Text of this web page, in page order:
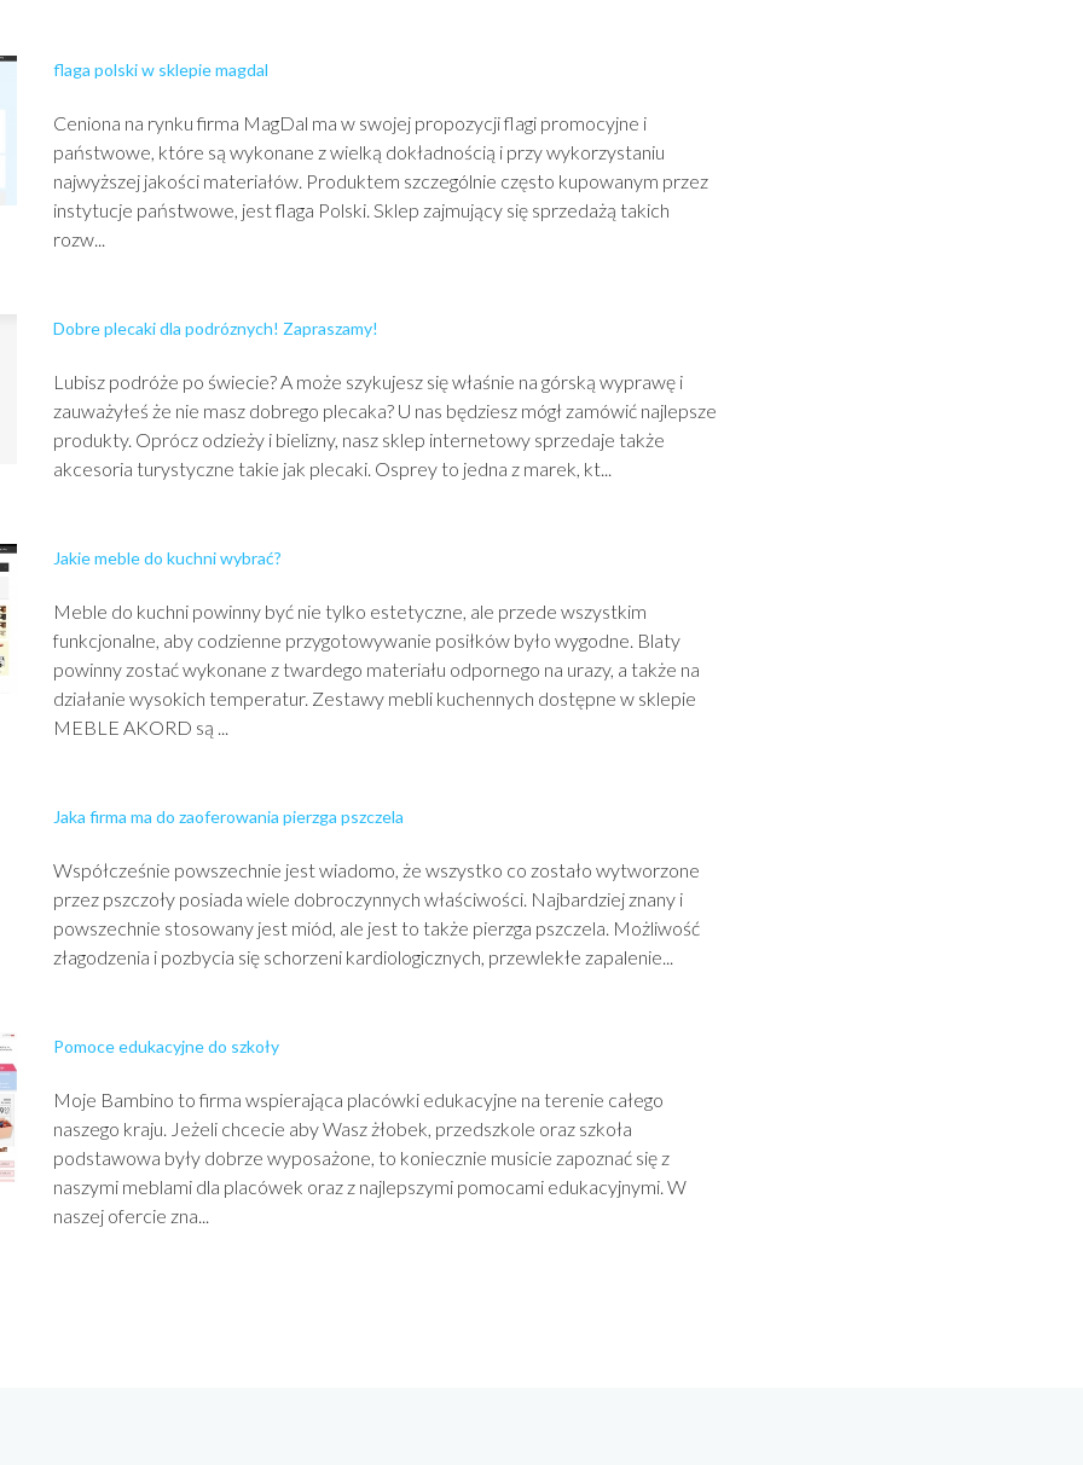
flaga polski w sklepie magdal
Ceniona na rynku firma MagDal ma w swojej propozycji flagi promocyjne i
państwowe, które są wykonane z wielką dokładnością i przy wykorzystaniu
najwyższej jakości materiałów. Produktem szczególnie często kupowanym przez
instytucje państwowe, jest flaga Polski. Sklep zajmujący się sprzedażą takich
rozw...
Dobre plecaki dla podróznych! Zapraszamy!
Lubisz podróże po świecie? A może szykujesz się właśnie na górską wyprawę i
zauważyłeś że nie masz dobrego plecaka? U nas będziesz mógł zamówić najlepsze
produkty. Oprócz odzieży i bielizny, nasz sklep internetowy sprzedaje także
akcesoria turystyczne takie jak plecaki. Osprey to jedna z marek, kt...
Jakie meble do kuchni wybrać?
Meble do kuchni powinny być nie tylko estetyczne, ale przede wszystkim
funkcjonalne, aby codzienne przygotowywanie posiłków było wygodne. Blaty
powinny zostać wykonane z twardego materiału odpornego na urazy, a także na
działanie wysokich temperatur. Zestawy mebli kuchennych dostępne w sklepie
MEBLE AKORD są ...
Jaka firma ma do zaoferowania pierzga pszczela
Współcześnie powszechnie jest wiadomo, że wszystko co zostało wytworzone
przez pszczoły posiada wiele dobroczynnych właściwości. Najbardziej znany i
powszechnie stosowany jest miód, ale jest to także pierzga pszczela. Możliwość
złagodzenia i pozbycia się schorzeni kardiologicznych, przewlekłe zapalenie...
Pomoce edukacyjne do szkoły
Moje Bambino to firma wspierająca placówki edukacyjne na terenie całego
naszego kraju. Jeżeli chcecie aby Wasz żłobek, przedszkole oraz szkoła
podstawowa były dobrze wyposażone, to koniecznie musicie zapoznać się z
naszymi meblami dla placówek oraz z najlepszymi pomocami edukacyjnymi. W
naszej ofercie zna...